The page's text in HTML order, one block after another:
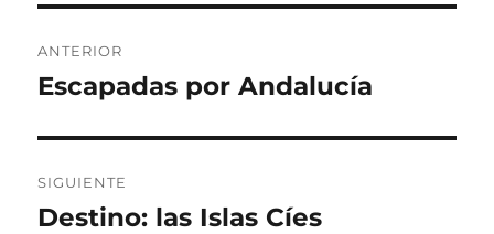
de
ANTERIOR
Entrada
Escapadas por Andalucía
SIGUIENTE
Entrada
Destino: las Islas Cíes